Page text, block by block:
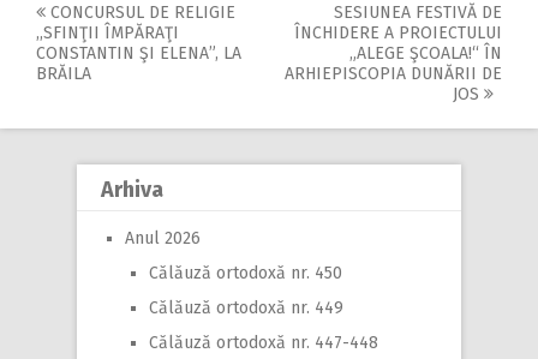
Post
navigation
CONCURSUL DE RELIGIE
,,SFINŢII ÎMPĂRAŢI
CONSTANTIN ŞI ELENA”, LA
BRĂILA
SESIUNEA FESTIVĂ DE
ÎNCHIDERE A PROIECTULUI
„ALEGE ŞCOALA!“ ÎN
ARHIEPISCOPIA DUNĂRII DE
JOS
Arhiva
Anul 2026
Călăuză ortodoxă nr. 450
Călăuză ortodoxă nr. 449
Călăuză ortodoxă nr. 447-448